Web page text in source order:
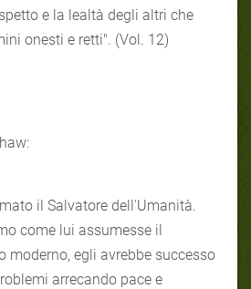
e la lealtà degli altri che
onesti e retti". (Vol. 12)
il Salvatore dell'Umanità.
come lui assumesse il
moderno, egli avrebbe successo
arrecando pace e